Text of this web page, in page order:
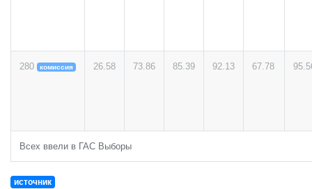
280 комиссия 26.58 73.86 85.39 92.13 67.78
Всех ввели в ГАС Выборы
источник